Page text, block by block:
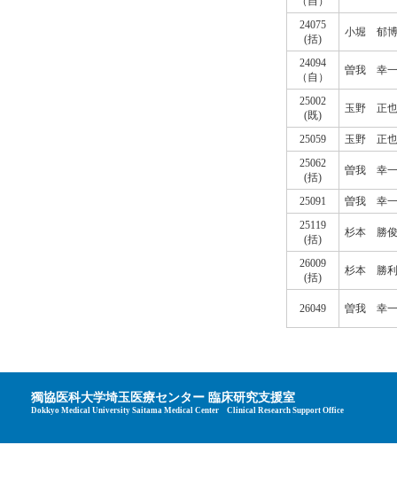
24075
(括)
小堀 郁博
24094
（自）
曽我 幸一
25002
(既)
玉野 正也
25059
玉野 正也
25062
(括)
曽我 幸一
25091
曽我 幸一
25119
(括)
杉本 勝俊
26009
(括)
杉本 勝利
26049 曽我 幸一
獨協医科大学埼玉医療センター 臨床研究支援室
Dokkyo Medical University Saitama Medical Center Clinical Research Support Office